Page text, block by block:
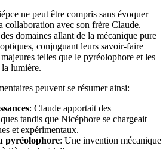
ne peut être compris sans évoquer
collaboration avec son frère Claude.
domaines allant de la mécanique pure
conjuguant leurs savoir-faire
telles que le pyréolophore et les
lumière.
peuvent se résumer ainsi:
: Claude apportait des
tandis que Nicéphore se chargeait
et expérimentaux.
pyréolophore: Une invention mécanique